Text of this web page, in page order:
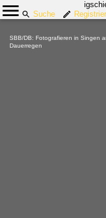
Suche
SBB/DB: Fotografieren in Singen
Dauerregen